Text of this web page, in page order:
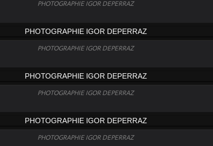
PHOTOGRAPHIE IGOR DEPERRAZ
PHOTOGRAPHIE IGOR DEPERRAZ
PHOTOGRAPHIE IGOR DEPERRAZ
PHOTOGRAPHIE IGOR DEPERRAZ